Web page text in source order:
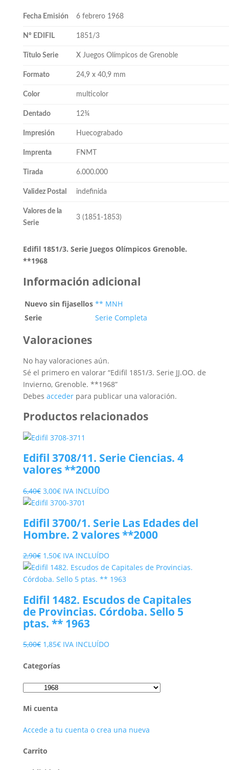
Fecha Emisión 6 febrero 1968
Nº EDIFIL 1851/3
Título Serie X Juegos Olímpicos de Grenoble
Formato 24,9 x 40,9 mm
Color multicolor
Dentado 12¾
Impresión Huecograbado
Imprenta FNMT
Tirada 6.000.000
Validez Postal indefinida
Valores de la
Serie
3 (1851-1853)
Edifil 1851/3. Serie Juegos Olímpicos Grenoble.
**1968
Información adicional
Nuevo sin fijasellos ** MNH
Serie
Serie Completa
Valoraciones
No hay valoraciones aún.
Sé el primero en valorar “Edifil 1851/3. Serie JJ.OO. de
Invierno, Grenoble. **1968”
Debes accederpara publicar una valoración.
Productos relacionados
Edifil 3708/11. Serie Ciencias. 4
valores **2000
6,40€ El
precio
era:
6,40€.
3,00€El
precio
es:
3,00€.
IVA INCLUÍDO
Edifil 3700/1. Serie Las Edades del
Hombre. 2 valores **2000
2,90€ El
precio
original
2,90€.
1,50€El
precio
actual
1,50€.
IVA INCLUÍDO
Edifil 1482. Escudos de Capitales
de Provincias. Córdoba. Sello 5
ptas. ** 1963
5,00€ El
original
5,00€.
1,85€El
actual
1,85€.
IVA INCLUÍDO
Categorías
Mi cuenta
Accede a tu cuenta o crea una nueva
Carrito